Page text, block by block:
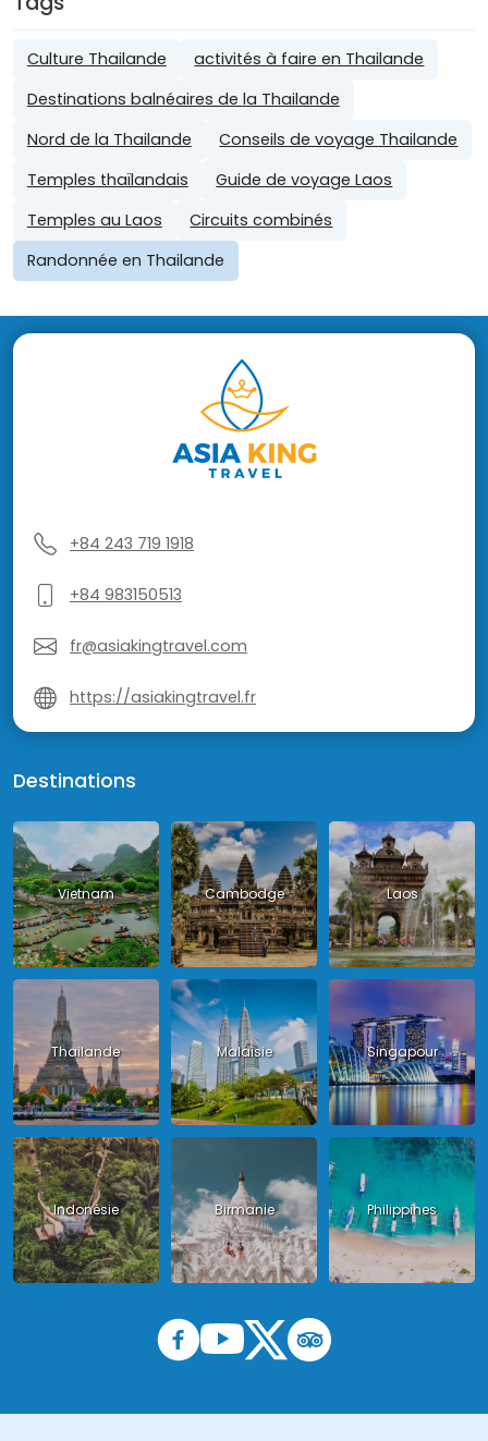
Culture Thailande
activités à faire en Thailande
Destinations balnéaires de la Thailande
Nord de la Thailande
Conseils de voyage Thailande
Temples thaïlandais
Guide de voyage Laos
Temples au Laos
Circuits combinés
Randonnée en Thailande
+84 243 719 1918
+84 983150513
fr@asiakingtravel.com
https://asiakingtravel.fr
Destinations
Vietnam Cambodge Laos
Thailande Malaisie Singapour
Indonésie Birmanie Philippines